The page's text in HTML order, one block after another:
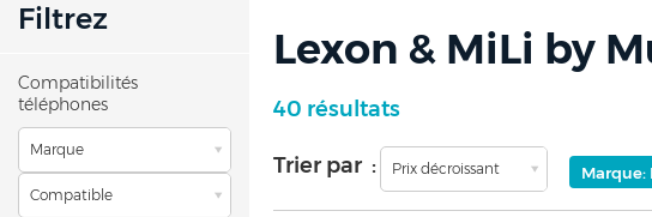
Filtrez
Compatibilités
téléphones
Marque
Compatible
Lexon & MiLi by
40 résultats
Trier par : Prix décroissant Marque: